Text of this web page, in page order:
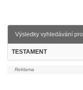
Výsledky vyhledávání pro
TESTAMENT